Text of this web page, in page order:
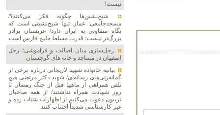
نیست!
شیخ‌نشین‌ها چگونه فکر می‌کنند؟/
مسجدجامعی: عمان تنها شیخ‌نشینی است که
نگاه متفاوتی به ایران دارد/ عربستان برادر
بزرگ‌تر نیست؛ قدرت مسلط خلیج فارس است
رحل‌سازی میان اصالت و فراموشی؛ رحل
اصفهان در مساجد و خانه های گرجستان
بیانیه خانواده شهید لاریجانی درباره برخی از
گمانه‌زنی‌های رسانه‌ای/ شهید دکتر مرتضی هیچ
تلفن همراهی از ماهها قبل از جنگ رمضان تا
روز شهادت همراه نداشتند/ از همه صاحبان
تریبون دعوت می‌کنیم از اظهارات شتاب زده و
غیر کارشناسی شدیداً اجتناب کنند